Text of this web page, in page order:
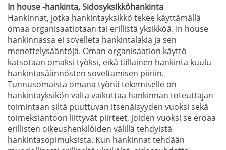
In house -hankinta, Sidosyksikköhankinta
Hankinnat, jotka hankintayksikkö tekee käyttämällä
omaa organisaatiotaan tai erillistä yksikköä. In house
hankinnassa ei sovelleta hankintalakia ja sen
menettelysääntöjä. Oman organisaation käyttö
katsotaan omaksi työksi, eikä tällainen hankinta kuulu
hankintasäännösten soveltamisen piiriin.
Tunnusomaista omana työnä tekemiselle on
hankintayksikön valta vaikuttaa hankinnan toteuttajan
toimintaan siltä puuttuvan itsenäisyyden vuoksi sekä
toimeksiantoon liittyvät piirteet, joiden vuoksi se eroaa
erillisten oikeushenkilöiden välillä tehdyistä
hankintasopimuksista. Kun hankinnat tehdään